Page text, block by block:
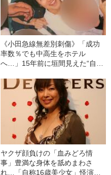
《小田急線無差別刺傷》「成功
率数％でも中高生をホテル
へ…」15年前に垣間見えた“自称
ヤクザ顔負けの「血みどろ情
事」豊満な身体を舐めまわさ
れ…「自称16歳美少女」怪演